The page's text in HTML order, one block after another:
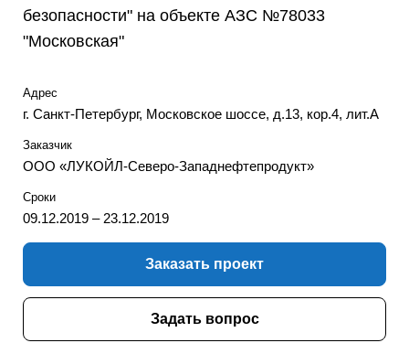
безопасности" на объекте АЗС №78033
"Московская"
Адрес
г. Санкт-Петербург, Московское шоссе, д.13, кор.4, лит.А
Заказчик
ООО «ЛУКОЙЛ-Северо-Западнефтепродукт»
Сроки
09.12.2019 – 23.12.2019
Заказать проект
Задать вопрос